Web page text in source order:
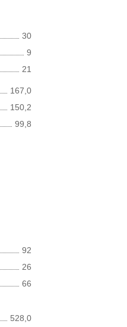
30
9
21
167,0
150,2
99,8
92
26
66
528,0